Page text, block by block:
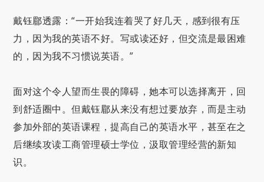
戴钰郿透露：“一开始我连着哭了好几天，感到很有压
力，因为我的英语不好。写或读还好，但交流是最困难
的，因为我不习惯说英语。”
面对这个令人望而生畏的障碍，她本可以选择离开，回
到舒适圈中。但戴钰郿从来没有想过要放弃，而是主动
参加外部的英语课程，提高自己的英语水平，甚至在之
后继续攻读工商管理硕士学位，汲取管理经营的新知
识。